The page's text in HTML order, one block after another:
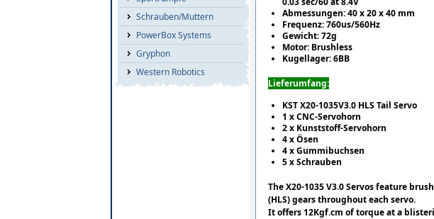
Schrauben/Muttern
PowerBox Systems
Gryphon
Western Robotics
Abmessungen: 40 x 20 x 40 mm
Frequenz: 760us/560Hz
Gewicht: 72g
Motor: Brushless
Kugellager: 6BB
Lieferumfang:
KST X20-1035V3.0 HLS Tail Servo
1 x CNC-Servohorn
2 x Kunststoff-Servohorn
4 x Ösen
4 x Gummibuchsen
5 x Schrauben
The X20-1035 V3.0 Servos feature
(HLS) gears throughout each servo.
It offers 12Kgf.cm of torque at a